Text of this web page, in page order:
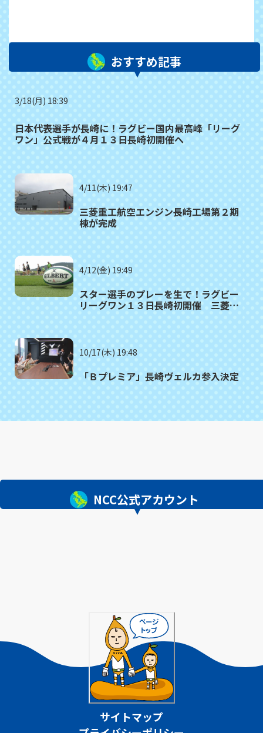
おすすめ記事
3/18(月) 18:39
日本代表選手が長崎に！ラグビー国内最高峰「リーグ
ワン」公式戦が４月１３日長崎初開催へ
4/11(木) 19:47
三菱重工航空エンジン長崎工場第２期
棟が完成
4/12(金) 19:49
スター選手のプレーを生で！ラグビー
リーグワン１３日長崎初開催 三菱重
10/17(木) 19:48
「Ｂプレミア」長崎ヴェルカ参入決定
NCC公式アカウント
サイトマップ